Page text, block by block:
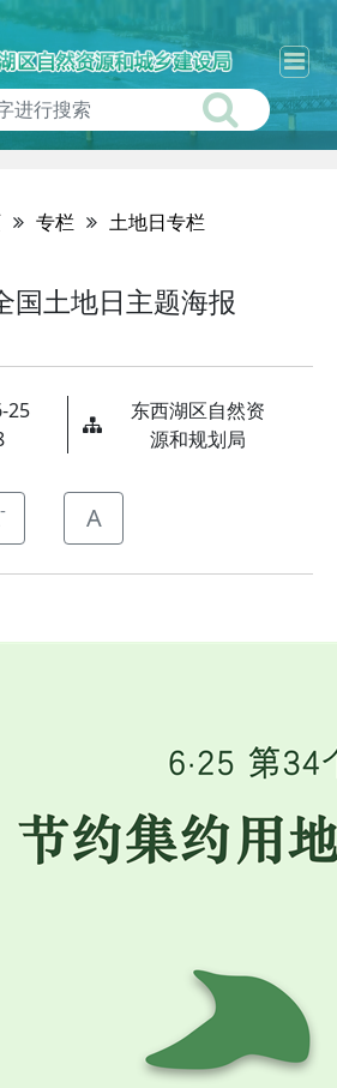
专栏 土地日专栏
国土地日主题海报
25
东西湖区自然资
源和规划局
- A